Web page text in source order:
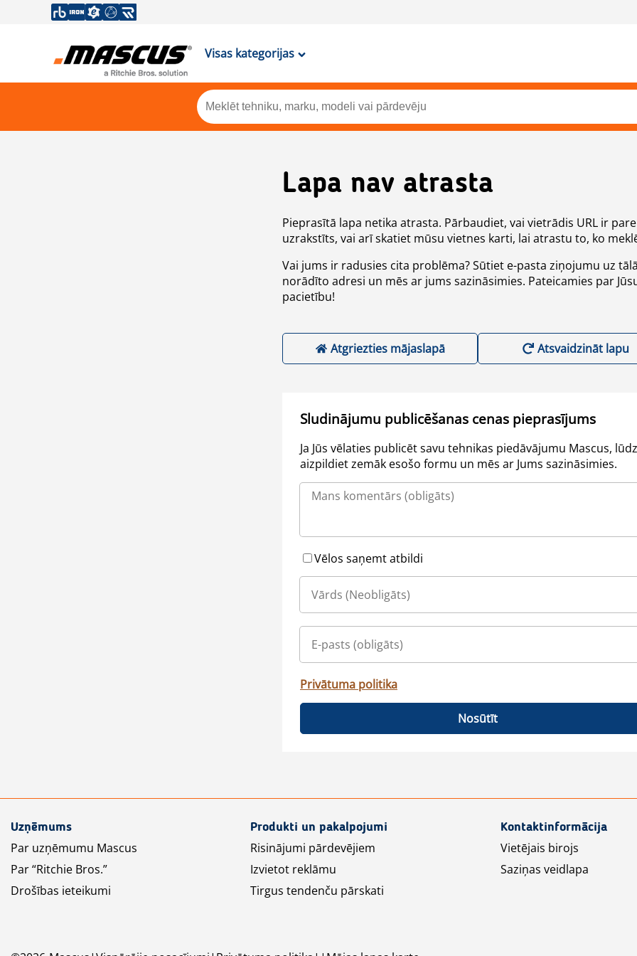
Visas kategorijas
Lapa nav atrasta
Pieprasītā lapa netika atrasta. Pārbaudiet, vai vietrādis URL ir
uzrakstīts, vai arī skatiet mūsu vietnes karti, lai atrastu to, ko
Vai jums ir radusies cita problēma? Sūtiet e-pasta ziņojumu uz
norādīto adresi un mēs ar jums sazināsimies. Pateicamies par
pacietību!
Atgriezties mājaslapā Atsvaidzināt lapu
Sludinājumu publicēšanas cenas pieprasījums
Ja Jūs vēlaties publicēt savu tehnikas piedāvājumu Mascus,
aizpildiet zemāk esošo formu un mēs ar Jums sazināsimies.
Vēlos saņemt atbildi
Privātuma politika
Nosūtīt
Uzņēmums
Par uzņēmumu Mascus
Par “Ritchie Bros.”
Drošības ieteikumi
Produkti un pakalpojumi
Risinājumi pārdevējiem
Izvietot reklāmu
Tirgus tendenču pārskati
Kontaktinformācija
Vietējais birojs
Saziņas veidlapa